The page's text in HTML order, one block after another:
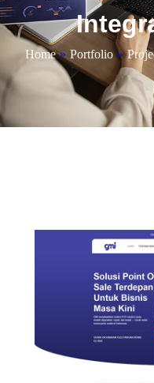
Home » Portfolio »